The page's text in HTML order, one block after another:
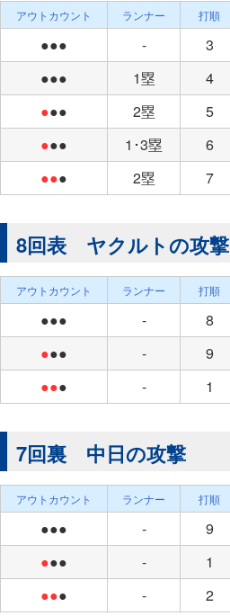
アウトカウント ランナー 打順
●●● - 3
●●●
1塁 4
●●● 2塁 5
●●● 1･3塁 6
●●● 2塁 7
8回表 ヤクルトの攻撃
アウトカウント ランナー 打順
●●● - 8
●●● - 9
●●● - 1
7回裏 中日の攻撃
アウトカウント ランナー 打順
●●● - 9
●●● - 1
●●● - 2